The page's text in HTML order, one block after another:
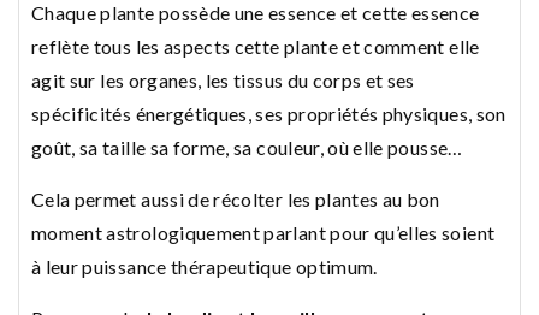
Chaque plante possède une essence et cette essence
reflète tous les aspects cette plante et comment elle
agit sur les organes, les tissus du corps et ses
spécificités énergétiques, ses propriétés physiques, son
goût, sa taille sa forme, sa couleur, où elle pousse…
Cela permet aussi de récolter les plantes au bon
moment astrologiquement parlant pour qu’elles soient
à leur puissance thérapeutique optimum.